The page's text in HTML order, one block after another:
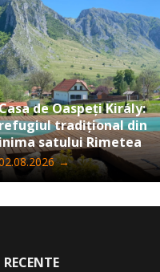
de Oaspeți Király:
tradițional din
satului Rimetea
→